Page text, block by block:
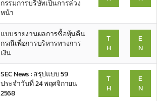
กรรมการบริษัทเป็นการล่วง
หน้า
แบบรายงานผลการซื้อหุ้นคืน
กรณีเพื่อการบริหารทางการ
เงิน
T
H
E
N
SEC News : สรุปแบบ 59
ประจำวันที่ 24 พฤศจิกายน
2568
T
H
E
N